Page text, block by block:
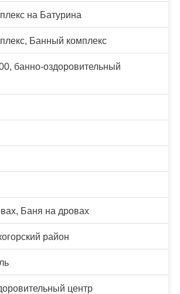
на Батурина
Банный комплекс
банно-оздоровительный
Баня на дровах
район
центр